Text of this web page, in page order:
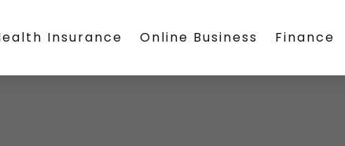
Insurance Online Business Finance